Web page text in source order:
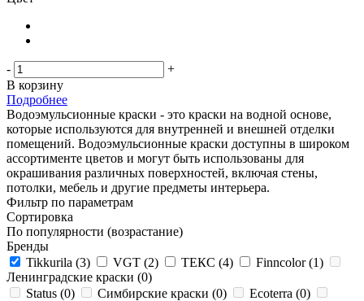
-
+
В корзину
Подробнее
Водоэмульсионные краски - это краски на водной основе,
которые используются для внутренней и внешней отделки
помещений. Водоэмульсионные краски доступны в широком
ассортименте цветов и могут быть использованы для
окрашивания различных поверхностей, включая стены,
потолки, мебель и другие предметы интерьера.
Фильтр по параметрам
Сортировка
По популярности (возрастание)
Бренды
Tikkurila (3) VGT (2) ТЕКС (4) Finncolor (1)
Ленинградские краски (0)
Status (0) Симбирские краски (0) Ecoterra (0)